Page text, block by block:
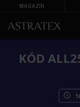
MAGAZÍN
KÓD